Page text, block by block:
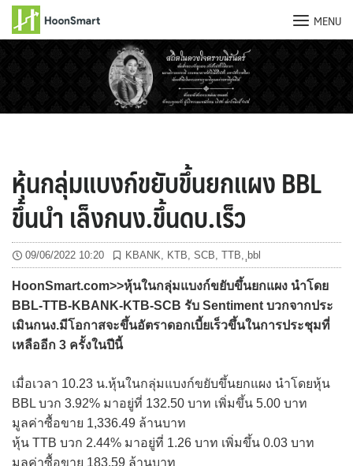
MENU
หุ้นกลุ่มแบงก์ขยับขึ้นยกแผง BBL
ขึ้นนำ เล็งกนง.ขึ้นดบ.เร็ว
09/06/2022 10:20 KBANK KTB SCB TTB ฺฺbbl
HoonSmart.com>>หุ้นในกลุ่มแบงก์ขยับขึ้นยกแผง นำโดย
BBL-TTB-KBANK-KTB-SCB รับ Sentiment บวกจากประ
เมินกนง.มีโอกาสจะขึ้นอัตราดอกเบี้ยเร็วขึ้นในการประชุมที่
เหลืออีก 3 ครั้งในปีนี้
เมื่อเวลา 10.23 น.หุ้นในกลุ่มแบงก์ขยับขึ้นยกแผง นำโดยหุ้น
BBL บวก 3.92% มาอยู่ที่ 132.50 บาท เพิ่มขึ้น 5.00 บาท
มูลค่าซื้อขาย 1,336.49 ล้านบาท
หุ้น TTB บวก 2.44% มาอยู่ที่ 1.26 บาท เพิ่มขึ้น 0.03 บาท
มูลค่าซื้อขาย 183.59 ล้านบาท